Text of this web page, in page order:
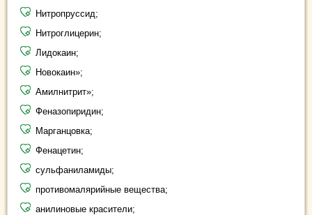
Нитропруссид;
Нитроглицерин;
Лидокаин;
Новокаин»;
Амилнитрит»;
Феназопиридин;
Марганцовка;
Фенацетин;
сульфаниламиды;
противомалярийные вещества;
анилиновые красители;